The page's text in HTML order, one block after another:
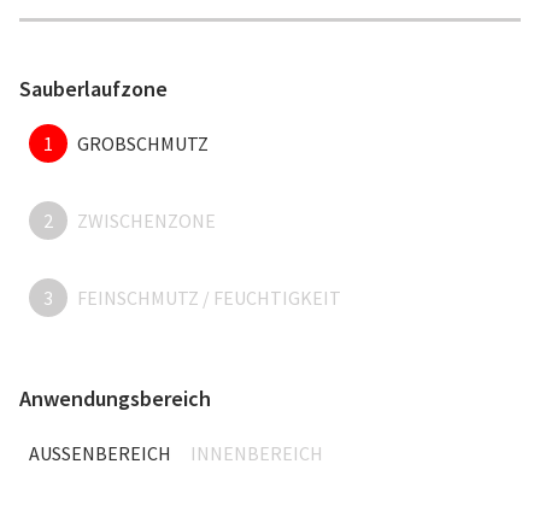
Sauberlaufzone
1 GROBSCHMUTZ
2 ZWISCHENZONE
3 FEINSCHMUTZ / FEUCHTIGKEIT
Anwendungsbereich
AUSSENBEREICH INNENBEREICH